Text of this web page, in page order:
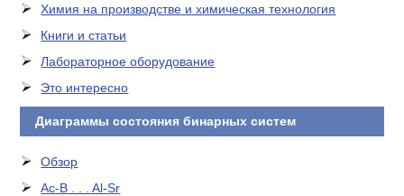
Химия на производстве и химическая технология
Книги и статьи
Лабораторное оборудование
Это интересно
Диаграммы состояния бинарных систем
Обзор
Ac-B . . . Al-Sr